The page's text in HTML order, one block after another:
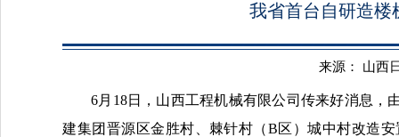
我省首台自研造楼
来源： 山西
6月18日，山西工程机械有限公司传来好消息，
建集团晋源区金胜村、棘针村（B区）城中村改造